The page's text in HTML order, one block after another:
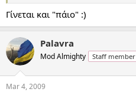
Γίνεται και "πάιο" :)
Palavra
Mod Almighty Staff member
Mar 4, 2009